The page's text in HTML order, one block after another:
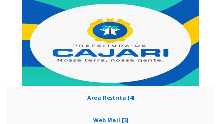
Área Restrita [4]
Web Mail [3]